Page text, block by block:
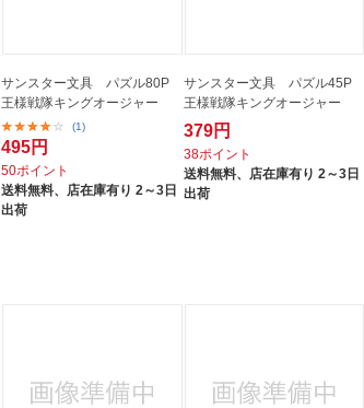
サンスター文具 パズル80P
王様戦隊キングオージャー
(1)
495円
50ポイント
送料無料、 店在庫有り 2～3日
出荷
サンスター文具 パズル45P
王様戦隊キングオージャー
379円
38ポイント
送料無料、 店在庫有り 2～3日
出荷